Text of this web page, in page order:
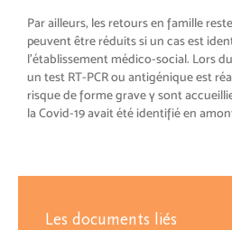
Par ailleurs, les retours en famille
peuvent être réduits si un cas est
l’établissement médico-social. Lors
un test RT-PCR ou antigénique est
risque de forme grave y sont
la Covid-19 avait été identifié en
Les documents liés